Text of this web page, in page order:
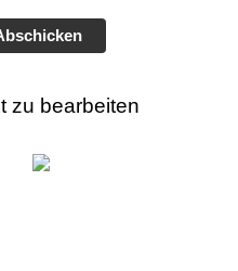
zu bearbeiten